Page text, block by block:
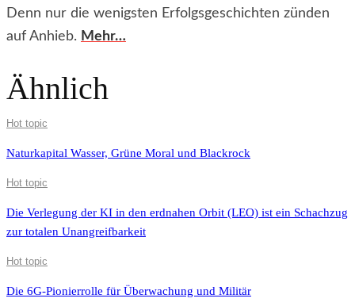
Denn nur die wenigsten Erfolgsgeschichten zünden
auf Anhieb. Mehr…
Ähnlich
Hot topic
Naturkapital Wasser, Grüne Moral und Blackrock
Hot topic
Die Verlegung der KI in den erdnahen Orbit (LEO) ist ein Schachzug
zur totalen Unangreifbarkeit
Hot topic
Die 6G-Pionierrolle für Überwachung und Militär